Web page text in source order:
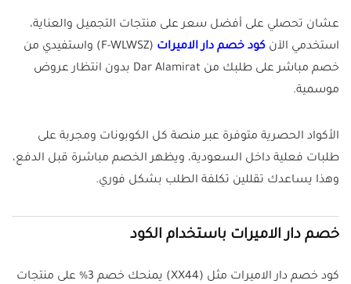
عشان تحصلي على أفضل سعر على منتجات التجميل والعناية،
استخدمي الآن كود خصم دار الاميرات
(F-WLWSZ) واستفيدي من
خصم مباشر على طلبك من Dar Alamirat بدون انتظار عروض
موسمية.
الأكواد الحصرية متوفرة عبر منصة كل الكوبونات ومجربة على
طلبات فعلية داخل السعودية، ويظهر الخصم مباشرة قبل الدفع،
وهذا يساعدك تقللين تكلفة الطلب بشكل فوري.
خصم دار الاميرات باستخدام الكود
كود خصم دار الاميرات مثل (XX44) يمنحك خصم 3% على منتجات